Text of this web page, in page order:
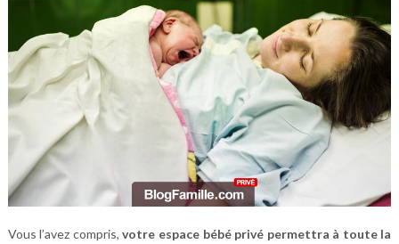
Vous l’avez compris,votre espace bébé privé permettra à toute la